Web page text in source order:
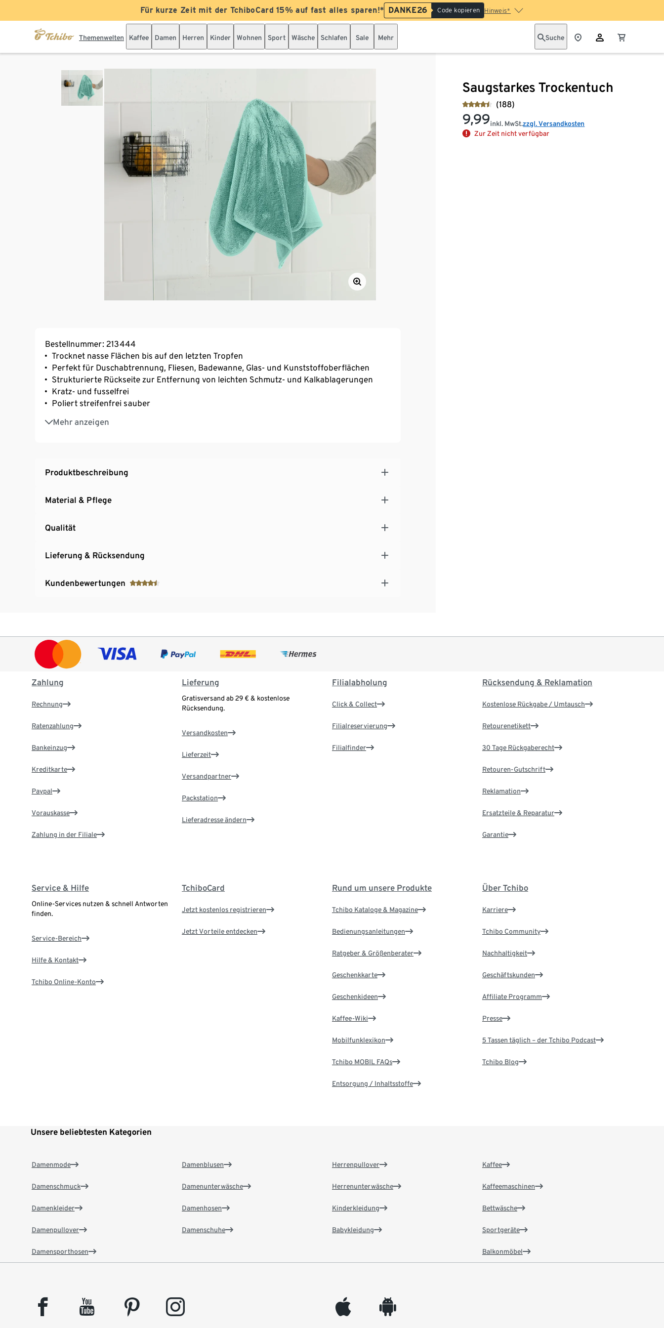
Für kurze Zeit mit der TchiboCard 15% auf fast alles sparen!* DANKE26 Code kopieren Hinweis*
Themenwelten Kaffee Damen Herren Kinder Wohnen Sport Wäsche Schlafen Sale Mehr Suche
Saugstarkes Trockentuch
(188)
9,99inkl. MwSt.zzgl. Versandkosten
Zur Zeit nicht verfügbar
Bestellnummer: 213444
Trocknet nasse Flächen bis auf den letzten Tropfen
Perfekt für Duschabtrennung, Fliesen, Badewanne, Glas- und Kunststoffoberflächen
Strukturierte Rückseite zur Entfernung von leichten Schmutz- und Kalkablagerungen
Kratz- und fusselfrei
Poliert streifenfrei sauber
Mehr anzeigen
Schnelle Trocknung
Mit Aufhänger
Produktbeschreibung
Material & Pflege
Qualität
Lieferung & Rücksendung
Kundenbewertungen
Zahlung
Rechnung
Ratenzahlung
Bankeinzug
Kreditkarte
Paypal
Vorauskasse
Zahlung in der Filiale
Lieferung
Gratisversand ab 29 € & kostenlose
Rücksendung.
Versandkosten
Lieferzeit
Versandpartner
Packstation
Lieferadresse ändern
Filialabholung
Click & Collect
Filialreservierung
Filialfinder
Rücksendung & Reklamation
Kostenlose Rückgabe / Umtausch
Retourenetikett
30 Tage Rückgaberecht
Retouren-Gutschrift
Reklamation
Ersatzteile & Reparatur
Garantie
Service & Hilfe
Online-Services nutzen & schnell Antworten
finden.
Service-Bereich
Hilfe & Kontakt
Tchibo Online-Konto
TchiboCard
Jetzt kostenlos registrieren
Jetzt Vorteile entdecken
Rund um unsere Produkte
Tchibo Kataloge & Magazine
Bedienungsanleitungen
Ratgeber & Größenberater
Geschenkkarte
Geschenkideen
Kaffee-Wiki
Mobilfunklexikon
Tchibo MOBIL FAQs
Entsorgung / Inhaltsstoffe
Über Tchibo
Karriere
Tchibo Community
Nachhaltigkeit
Geschäftskunden
Affiliate Programm
Presse
5 Tassen täglich – der Tchibo Podcast
Tchibo Blog
Unsere beliebtesten Kategorien
Damenmode
Damenschmuck
Damenkleider
Damenpullover
Damensporthosen
Damenblusen
Damenunterwäsche
Damenhosen
Damenschuhe
Herrenpullover
Herrenunterwäsche
Kinderkleidung
Babykleidung
Kaffee
Kaffeemaschinen
Bettwäsche
Sportgeräte
Balkonmöbel
facebook youtube pinterest instagram appleinc android